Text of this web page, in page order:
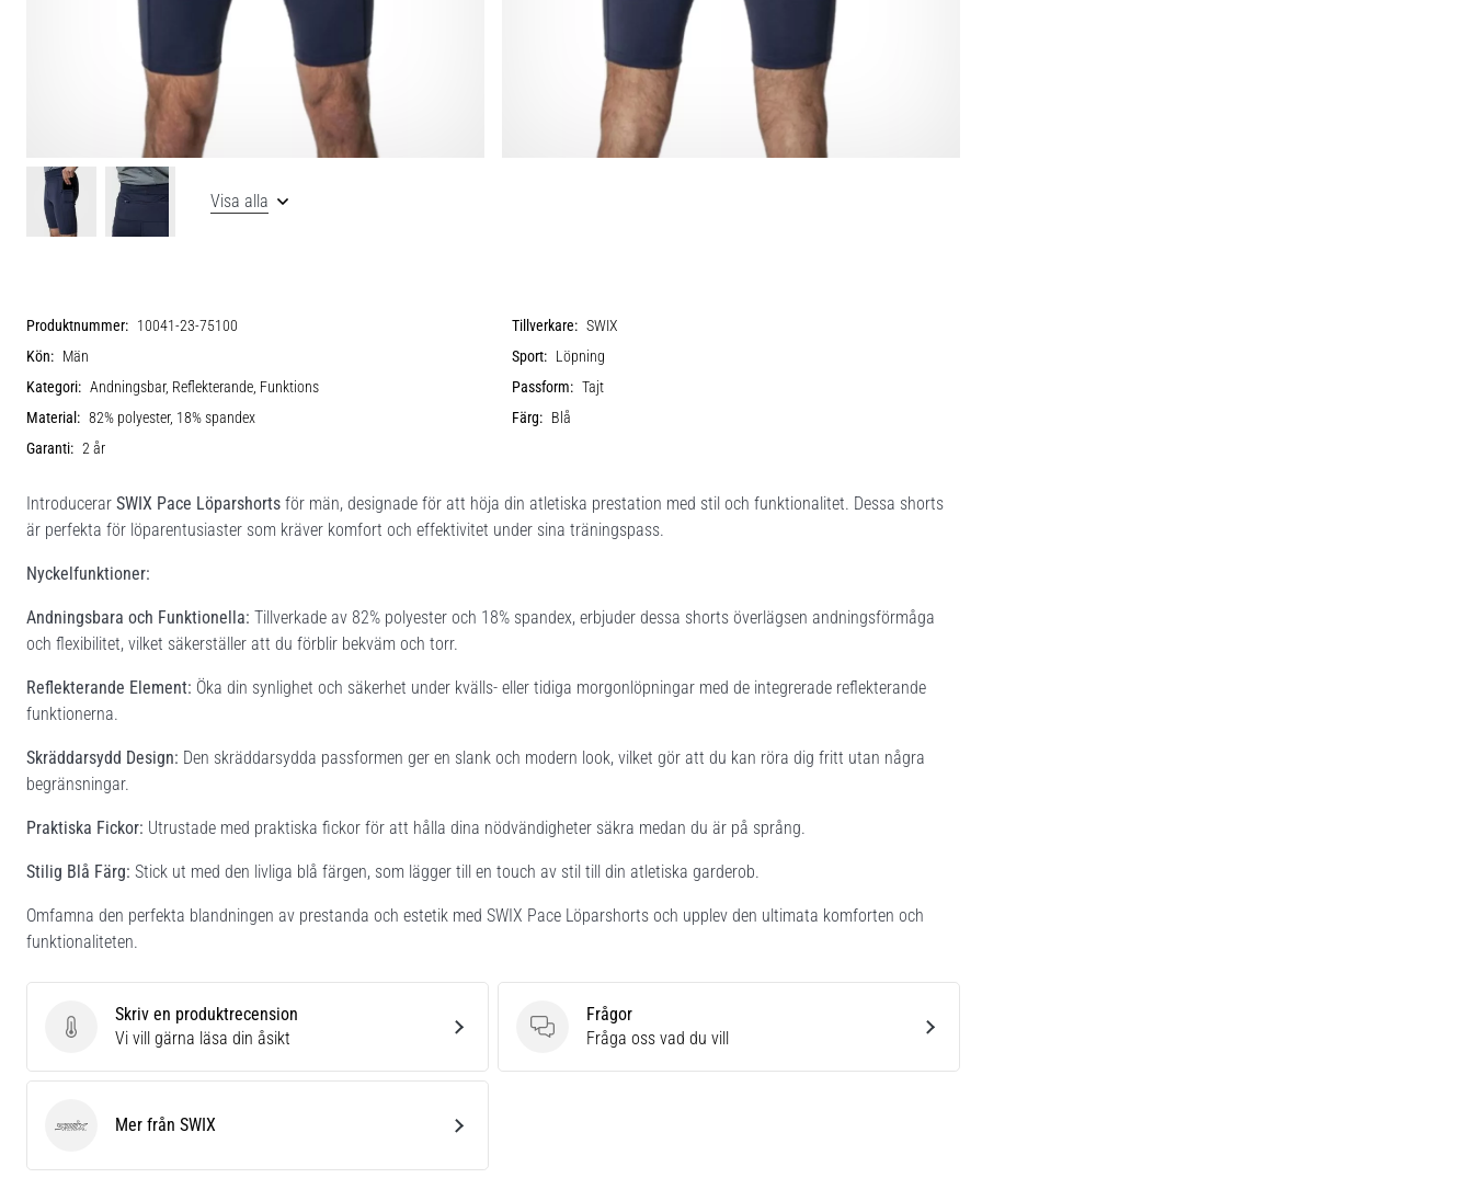
Visa alla
Produktnummer: 10041-23-75100 Tillverkare: SWIX
Kön: Män Sport: Löpning
Kategori: Andningsbar, Reflekterande, Funktions Passform: Tajt
Material: 82% polyester, 18% spandex Färg: Blå
Garanti: 2 år
Introducerar SWIX Pace Löparshorts för män, designade för att höja din atletiska prestation med stil och funktionalitet. Dessa shorts
är perfekta för löparentusiaster som kräver komfort och effektivitet under sina träningspass.
Nyckelfunktioner:
Andningsbara och Funktionella: Tillverkade av 82% polyester och 18% spandex, erbjuder dessa shorts överlägsen andningsförmåga
och flexibilitet, vilket säkerställer att du förblir bekväm och torr.
Reflekterande Element: Öka din synlighet och säkerhet under kvälls- eller tidiga morgonlöpningar med de integrerade reflekterande
funktionerna.
Skräddarsydd Design: Den skräddarsydda passformen ger en slank och modern look, vilket gör att du kan röra dig fritt utan några
begränsningar.
Praktiska Fickor: Utrustade med praktiska fickor för att hålla dina nödvändigheter säkra medan du är på språng.
Stilig Blå Färg: Stick ut med den livliga blå färgen, som lägger till en touch av stil till din atletiska garderob.
Omfamna den perfekta blandningen av prestanda och estetik med SWIX Pace Löparshorts och upplev den ultimata komforten och
funktionaliteten.
Skriv en produktrecension
Skriv en produktrecension
Vi vill gärna läsa din åsikt
Frågor
Frågor
Fråga oss vad du vill
SWIX Mer från SWIX